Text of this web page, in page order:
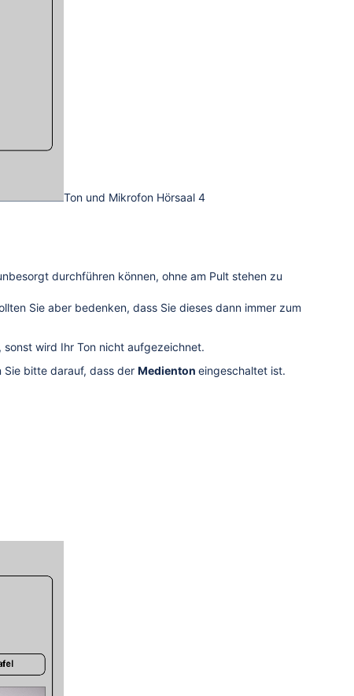
Ton und Mikrofon Hörsaal 4
durchführen können, ohne am Pult stehen zu
Sie aber bedenken, dass Sie dieses dann immer zum
sonst wird Ihr Ton nicht aufgezeichnet.
Sie bitte darauf, dass der Medienton eingeschaltet ist.